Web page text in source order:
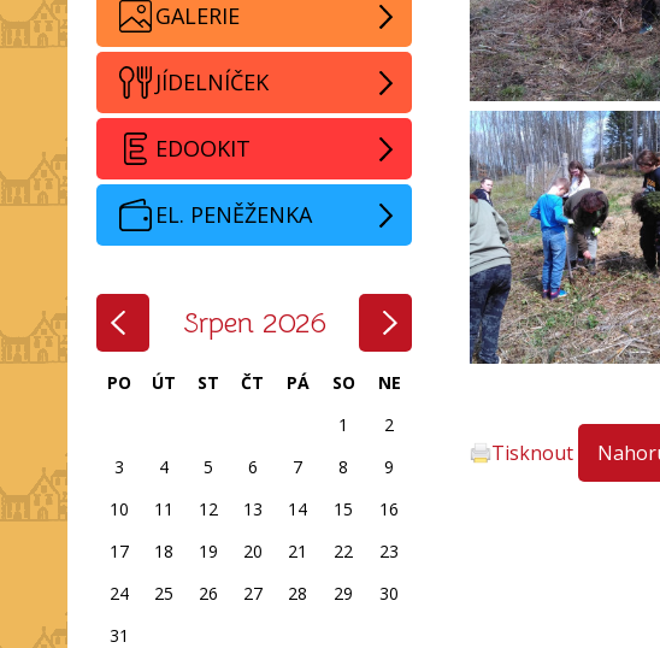
Tisknout
GALERIE
JÍDELNÍČEK
EDOOKIT
EL. PENĚŽENKA
Srpen 2026
PO ÚT ST ČT PÁ SO
NE
1
2
3
4 5 6 7 8
9
10
11 12 13 14 15
16
17
18 19 20 21 22
23
24
25 26 27 28 29
30
31